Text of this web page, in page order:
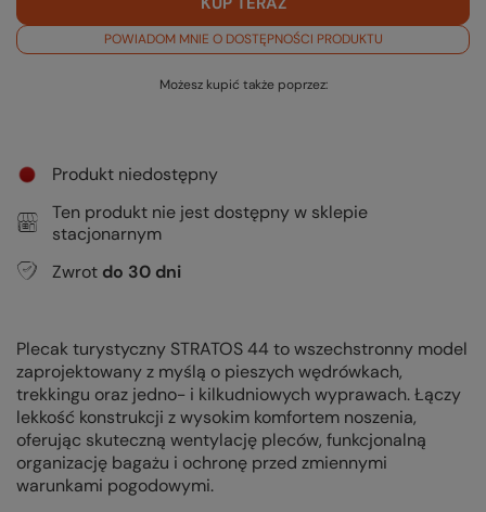
POWIADOM MNIE O DOSTĘPNOŚCI PRODUKTU
Możesz kupić także poprzez:
Produkt niedostępny
Ten produkt nie jest dostępny w sklepie
stacjonarnym
Zwrot do 30 dni
Plecak turystyczny STRATOS 44 to wszechstronny model
zaprojektowany z myślą o pieszych wędrówkach,
trekkingu oraz jedno- i kilkudniowych wyprawach. Łączy
lekkość konstrukcji z wysokim komfortem noszenia,
oferując skuteczną wentylację pleców, funkcjonalną
organizację bagażu i ochronę przed zmiennymi
warunkami pogodowymi.